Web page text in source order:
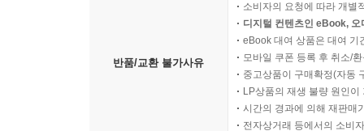
반품/교환 불가사유
소비자의 요청에 따라 개별
디지털 컨텐츠인 eBook,
eBook 대여 상품은 대여 기
모바일 쿠폰 등록 후 취소/
중고상품이 구매확정(자동
LP상품의 재생 불량 원인
시간의 경과에 의해 재판매
전자상거래 등에서의 소비